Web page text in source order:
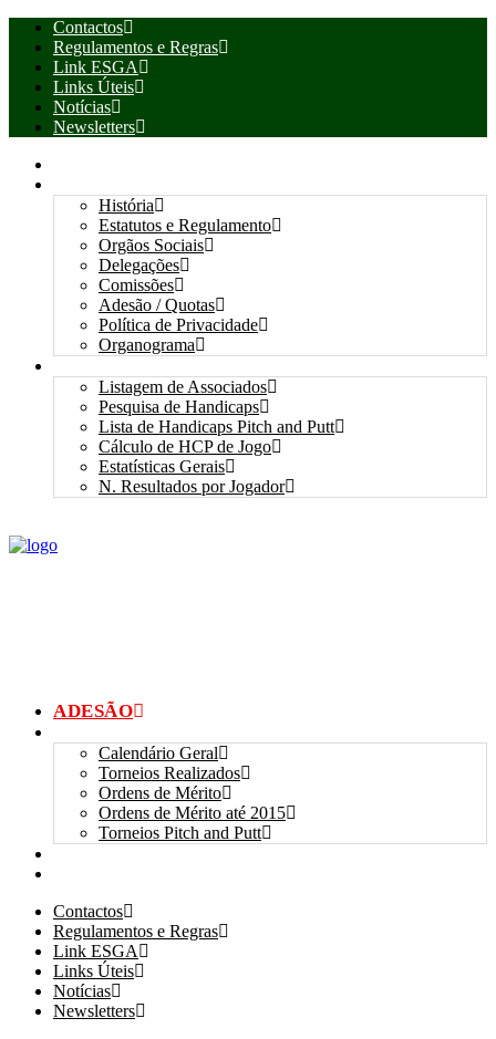
Contactos
Regulamentos e Regras
Link ESGA
Links Úteis
Notícias
Newsletters
História
Estatutos e Regulamento
Orgãos Sociais
Delegações
Comissões
Adesão / Quotas
Política de Privacidade
Organograma
Listagem de Associados
Pesquisa de Handicaps
Lista de Handicaps Pitch and Putt
Cálculo de HCP de Jogo
Estatísticas Gerais
N. Resultados por Jogador
ADESÃO
Calendário Geral
Torneios Realizados
Ordens de Mérito
Ordens de Mérito até 2015
Torneios Pitch and Putt
Contactos
Regulamentos e Regras
Link ESGA
Links Úteis
Notícias
Newsletters